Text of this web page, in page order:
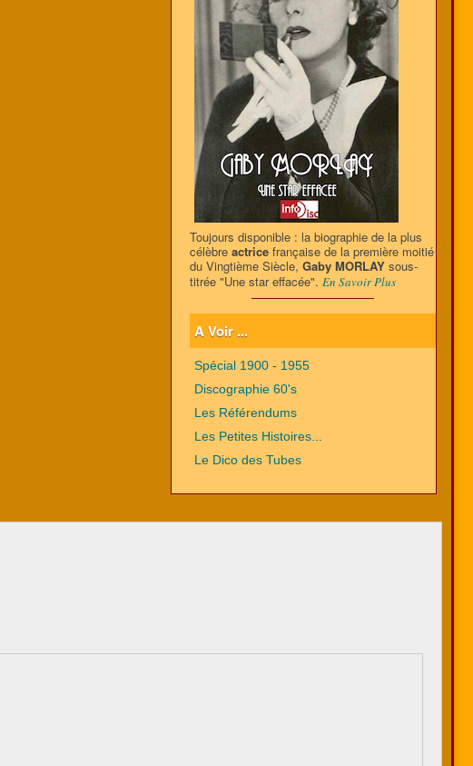
Toujours disponible : la biographie de la plus
célèbre actricefrançaise de la première moitié
du Vingtième Siècle, Gaby MORLAYsous-
titrée "Une star effacée". En Savoir Plus
A Voir ...
Spécial 1900 - 1955
Discographie 60's
Les Référendums
Les Petites Histoires...
Le Dico des Tubes